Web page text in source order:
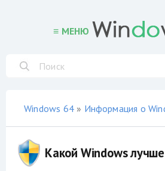
≡ МЕНЮ
Windows 64» Информация о
Какой Windows